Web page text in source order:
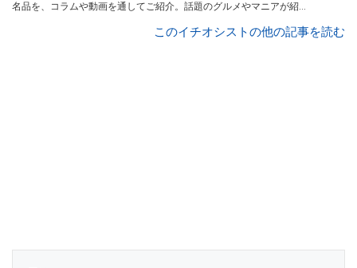
名品を、コラムや動画を通してご紹介。話題のグルメやマニアが紹介
インフルエンサーが実際に使用してレビューしています。毎日トレン
このイチオシストの他の記事を読む